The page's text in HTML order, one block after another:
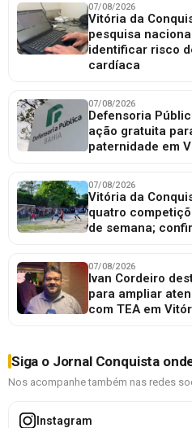
07/08/2026
Vitória da
pesquisa
identificar risco
cardíaca
07/08/2026
Defensoria
ação gratuita
paternidade em
07/08/2026
Vitória da
quatro
de semana;
07/08/2026
Ivan Cordeiro
para ampliar
com TEA em
Siga o Jornal Conquista
Nos acompanhe também nas redes
Instagram